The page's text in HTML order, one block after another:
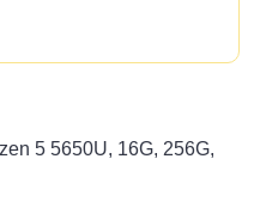
5 5650U, 16G, 256G,